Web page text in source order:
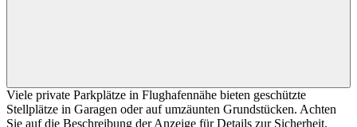
Viele private Parkplätze in Flughafennähe bieten geschützte
Stellplätze in Garagen oder auf umzäunten Grundstücken. Achten
Sie auf die Beschreibung der Anzeige für Details zur Sicherheit.